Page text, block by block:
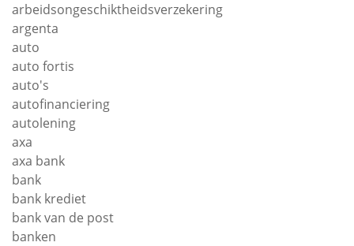
arbeidsongeschiktheidsverzekering
argenta
auto
auto fortis
auto's
autofinanciering
autolening
axa
axa bank
bank
bank krediet
bank van de post
banken